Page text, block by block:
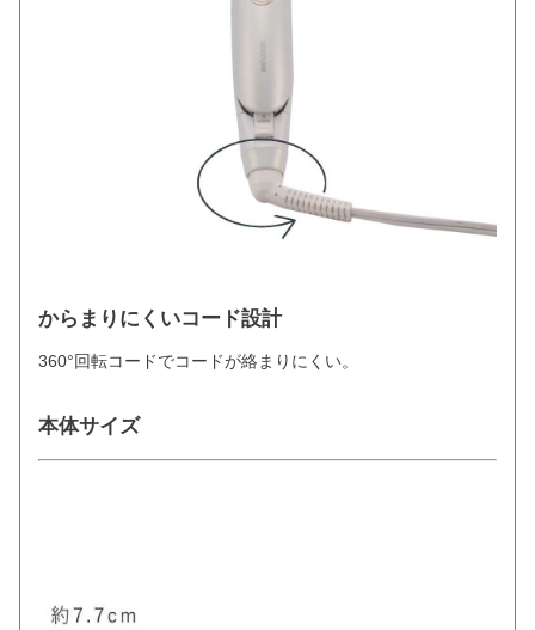
からまりにくいコード設計
360°回転コードでコードが絡まりにくい。
本体サイズ